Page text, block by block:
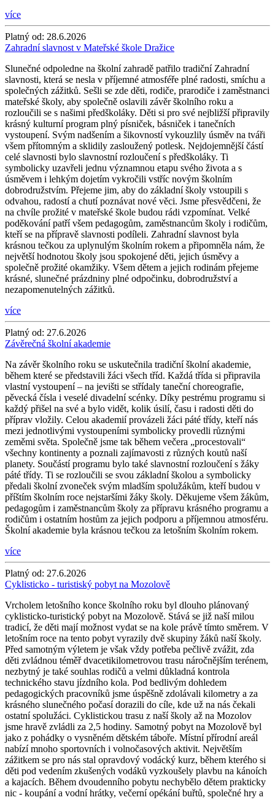
více
Platný od: 28.6.2026
Zahradní slavnost v Mateřské škole Dražice
Slunečné odpoledne na školní zahradě patřilo tradiční Zahradní
slavnosti, která se nesla v příjemné atmosféře plné radosti, smíchu a
společných zážitků. Sešli se zde děti, rodiče, prarodiče i zaměstnanci
mateřské školy, aby společně oslavili závěr školního roku a
rozloučili se s našimi předškoláky. Děti si pro své nejbližší připravily
krásný kulturní program plný písniček, básniček i tanečních
vystoupení. Svým nadšením a šikovností vykouzlily úsměv na tváři
všem přítomným a sklidily zasloužený potlesk. Nejdojemnější částí
celé slavnosti bylo slavnostní rozloučení s předškoláky. Ti
symbolicky uzavřeli jednu významnou etapu svého života a s
úsměvem i lehkým dojetím vykročili vstříc novým školním
dobrodružstvím. Přejeme jim, aby do základní školy vstoupili s
odvahou, radostí a chutí poznávat nové věci. Jsme přesvědčeni, že
na chvíle prožité v mateřské škole budou rádi vzpomínat. Velké
poděkování patří všem pedagogům, zaměstnancům školy i rodičům,
kteří se na přípravě slavnosti podíleli. Zahradní slavnost byla
krásnou tečkou za uplynulým školním rokem a připomněla nám, že
největší hodnotou školy jsou spokojené děti, jejich úsměvy a
společně prožité okamžiky. Všem dětem a jejich rodinám přejeme
krásné, slunečné prázdniny plné odpočinku, dobrodružství a
nezapomenutelných zážitků.
více
Platný od: 27.6.2026
Závěrečná školní akademie
Na závěr školního roku se uskutečnila tradiční školní akademie,
během které se představili žáci všech tříd. Každá třída si připravila
vlastní vystoupení – na jevišti se střídaly taneční choreografie,
pěvecká čísla i veselé divadelní scénky. Díky pestrému programu si
každý přišel na své a bylo vidět, kolik úsilí, času i radosti děti do
příprav vložily. Celou akademií provázeli žáci páté třídy, kteří nás
mezi jednotlivými vystoupeními symbolicky provedli různými
zeměmi světa. Společně jsme tak během večera „procestovali“
všechny kontinenty a poznali zajímavosti z různých koutů naší
planety. Součástí programu bylo také slavnostní rozloučení s žáky
páté třídy. Ti se rozloučili se svou základní školou a symbolicky
předali školní zvoneček svým mladším spolužákům, kteří budou v
příštím školním roce nejstaršími žáky školy. Děkujeme všem žákům,
pedagogům i zaměstnancům školy za přípravu krásného programu a
rodičům i ostatním hostům za jejich podporu a příjemnou atmosféru.
Školní akademie byla krásnou tečkou za letošním školním rokem.
více
Platný od: 27.6.2026
Cyklisticko - turistiský pobyt na Mozolově
Vrcholem letošního konce školního roku byl dlouho plánovaný
cyklisticko-turistický pobyt na Mozolově. Stává se již naší milou
tradicí, že děti mají možnost vydat se na kole právě tímto směrem. V
letošním roce na tento pobyt vyrazily dvě skupiny žáků naší školy.
Před samotným výletem je však vždy potřeba pečlivě zvážit, zda
děti zvládnou téměř dvacetikilometrovou trasu náročnějším terénem,
nezbytný je také souhlas rodičů a velmi důkladná kontrola
technického stavu jízdního kola. Pod bedlivým dohledem
pedagogických pracovníků jsme úspěšně zdolávali kilometry a za
krásného slunečného počasí dorazili do cíle, kde už na nás čekali
ostatní spolužáci. Cyklistickou trasu z naší školy až na Mozolov
jsme hravě zvládli za 2,5 hodiny. Samotný pobyt na Mozolově byl
jako z pohádky o vysněném dětském táboře. Místní přírodní areál
nabízí mnoho sportovních i volnočasových aktivit. Největším
zážitkem se pro nás stal opravdový vodácký kurz, během kterého si
děti pod vedením zkušených vodáků vyzkoušely plavbu na kánoích
a kajacích. Během dvoudenního pobytu nechybělo dětem prakticky
nic - koupání a vodní hrátky, večerní opékání buřtů, společné hry a